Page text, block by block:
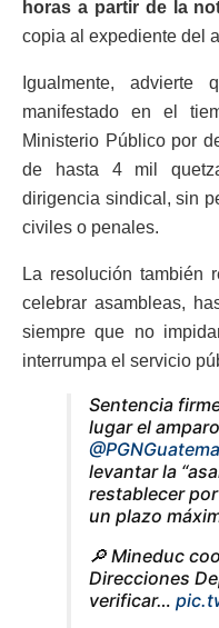
horas a partir de la
copia al expediente del
Igualmente,
manifestado en el
Ministerio Público por
de hasta 4 mil
dirigencia sindical, sin
civiles o penales.
La resolución también
celebrar asambleas,
siempre que no
interrumpa el servicio
Sentencia
lugar el
levantar la
restablecer
un plazo
🔎 Mineduc
Direcciones
verificar…